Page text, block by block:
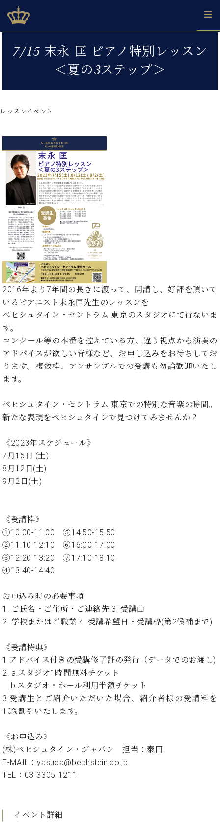
to
content
ベヒシュタインジャパン公式サイト
BECHSTEIN JAPAN Official Site
タ
C.
ュ
ン
コ
ン
サ
ー
ト /
C.
ベ
ヒ
シ
ュ
タ
イ
ン
レ
ジ
デ
ス
シ
ュ
イ
ン
コ
ン
サ
/
ベ
ヒ
シ
ュ
イ
レ
ジ
ン
ス
C.
ベ
シ
タ
イ
ン
ン
ト
示
ア
ノ
技
術
ュ
イ
の
ラ
ン
ド
ピ
ノ
を
作
る
と
音
色
と
ッ
チ
ベ
ヒ
ュ
タ
ジ
ャ
パ
ン
組
み
ピ
ア
番
号
ベ
ヒ
シ
ュ
タ
イ
ン
の
秘
密
の
器
ヒ
ュ
タ
イ
ン
ブ
ラ
ン
ド
ス
ト
リ
ー
音
楽
家
の
声
ベ
ヒ
ュ
タ
イ
ン
の
ベ
ヒ
シ
ュ
タ
ン
を
弾
に
ベ
ヒ
シ
ュ
ン・
シ
ュ
ー
ュ
ー
ス・
ベ
ト
ガ
員
録
案
内
各
店
舗
か
ら
の
知
ら
せ
(入
荷
報
等)
プ
レ
リ
リ
(お
知
ら
せ・
ア
情
報)
キ
ー
ン
コ
ン
サ
ー
ト
ス
ン
イ
ベ
正
規
デ
ィ
ー・
取
店
舗・
ロ
ン・
律
ベ
ュ
イ
奏
し
た
い！
た
い！
録
音
し
た
い！
い
う
方
は、
お
く
の
営
店
で
オンライン試弾
メルマガ登録
味
ら
本
格
的
方
ま
大
歓
ベヒ
シュ
タイ
シュ
ーレ
音楽
教室
ベ
会
社
案
内
報
報
ベ
ヒ
タ
イ
ン・
サ
ロ
ン
会
ヒ
シ
ュ
タ
イ
ャ
パ
ブ
ロ
グ
お
問
合
せ
7/15 末永 匡 ピアノ特別レッスン
＜夏の3ステップ＞
レッスンイベント
2016年より7年間の⻑きに渡って、開講し、好評を頂いて
いるピアニスト末永匡先⽣のレッスンを
ベヒシュタイン・セントラム 東京のスタジオにて行ないま
す。
コンクール等の本番を控えている方、違う視点から演奏の
アドバイスが欲しい皆様など、お申し込みをお待ちしてお
ります。複数枠、アンサンブルでの受講も勿論歓迎いたし
ます。
ベヒシュタイン・セントラム 東京での特別な音楽の時間。
新たな表現をベヒシュタインで見つけてみませんか？
《2023年スケジュール》
7月15日 (土)
8月12日(土)
9月2日(土)
《受講枠》
①10:00-11:00 ⑤14:50-15:50
②11:10-12:10 ⑥16:00-17:00
③12:20-13:20 ⑦17:10-18:10
④13:40-14:40
お申込み時の必要事項
1. ご氏名・ご住所・ご連絡先 3. 受講曲
2. 学校またはご職業 4. 受講希望日・受講枠(第2候補まで)
《受講特典》
1.アドバイス付きの受講修了証の発行（データでのお渡し)
2. a.スタジオ1時間無料チケット
b.スタジオ・ホール利用半額チケット
3.受講生とご紹介いただいた場合、紹介者様の受講料を
10%割引いたします。
《お申込み》
(株)ベヒシュタイン・ジャパン 担当：泰田
E-MAIL：yasuda@bechstein.co.jp
TEL：03-3305-1211
イベント詳細